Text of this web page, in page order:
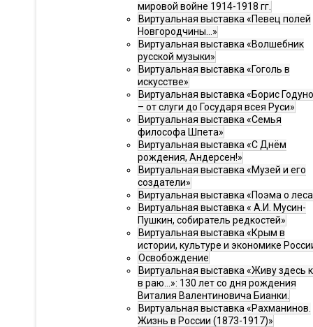
мировой войне 1914-1918 гг.
Виртуальная выставка «Певец полей
Новгородчины…»
Виртуальная выставка «Волшебник
русской музыки»
Виртуальная выставка «Гоголь в
искусстве»
Виртуальная выставка «Борис
– от слуги до Государя всея Руси»
Виртуальная выставка «Семья
философа Шпета»
Виртуальная выставка «С Днём
рождения, Андерсен!»
Виртуальная выставка «Музей и его
создатели»
Виртуальная выставка «Поэма о
Виртуальная выставка « А.И. Мусин-
Пушкин, собиратель редкостей»
Виртуальная выставка «Крым в
истории, культуре и экономике
Освобождение
Виртуальная выставка «Живу здесь
в раю…»: 130 лет со дня рождения
Виталия Валентиновича Бианки.
Виртуальная выставка «Рахманинов.
Жизнь в России (1873-1917)»